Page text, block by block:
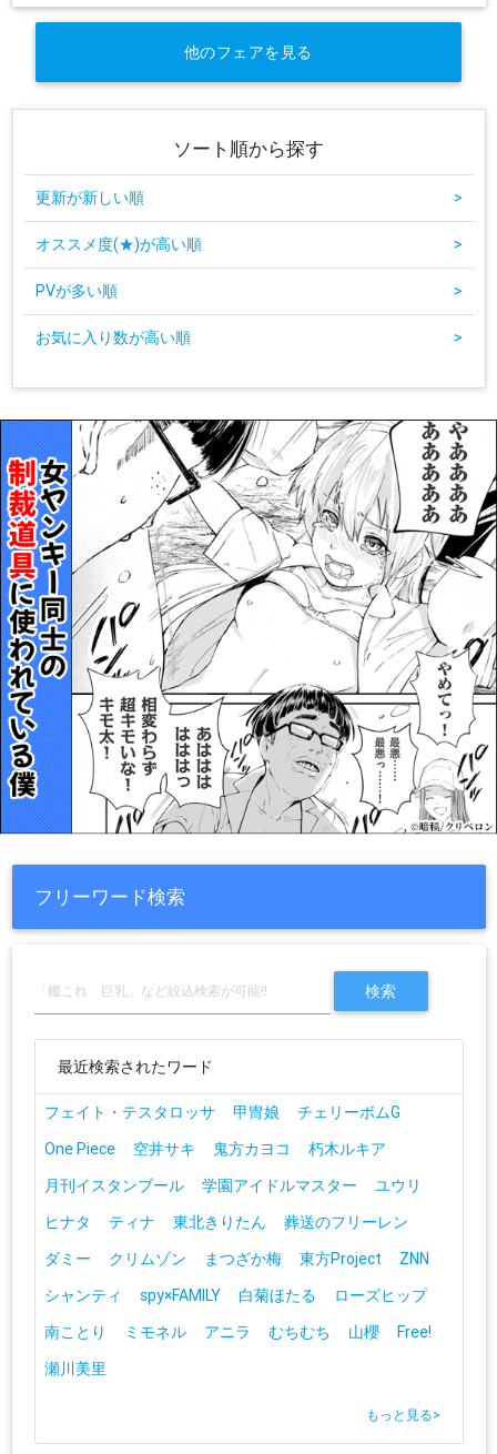
他のフェアを見る
ソート順から探す
更新が新しい順 >
オススメ度(★)が高い順 >
PVが多い順 >
お気に入り数が高い順 >
フリーワード検索
最近検索されたワード
フェイト・テスタロッサ 甲冑娘
チェリーボムG
One Piece
空井サキ 鬼方カヨコ
朽木ルキア
月刊イスタンブール
学園アイドルマスター
ユウリ
ヒナタ
ティナ 東北きりたん
葬送のフリーレン
ダミー
クリムゾン まつざか梅 東方Project
ZNN
シャンティ
spy×FAMILY 白菊ほたる
ローズヒップ
南ことり
ミモネル アニラ むちむち 山櫻
Free!
瀬川美里
もっと見る>